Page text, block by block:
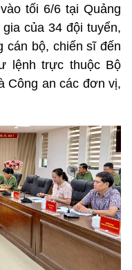
tối 6/6 tại Quảng
của 34 đội tuyển,
cán bộ, chiến sĩ đến
lệnh trực thuộc Bộ
Công an các đơn vị,